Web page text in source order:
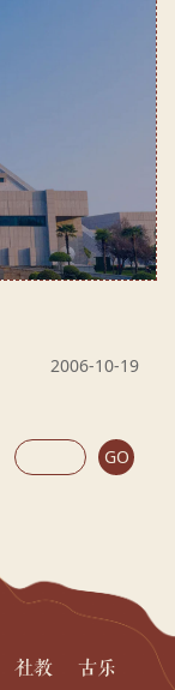
2006-10-19
GO
社教 古乐